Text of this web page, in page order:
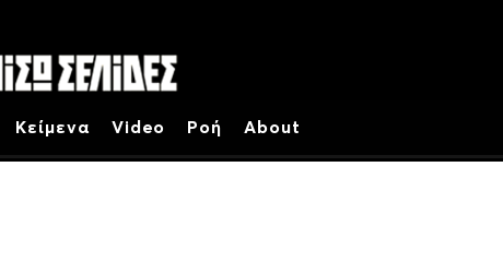
Κείμενα Video Ροή About